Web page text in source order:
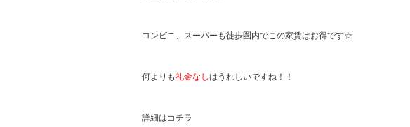
コンビニ、スーパーも徒歩圏内でこの家賃はお得です☆
何よりも礼金なしはうれしいですね！！
詳細はコチラ